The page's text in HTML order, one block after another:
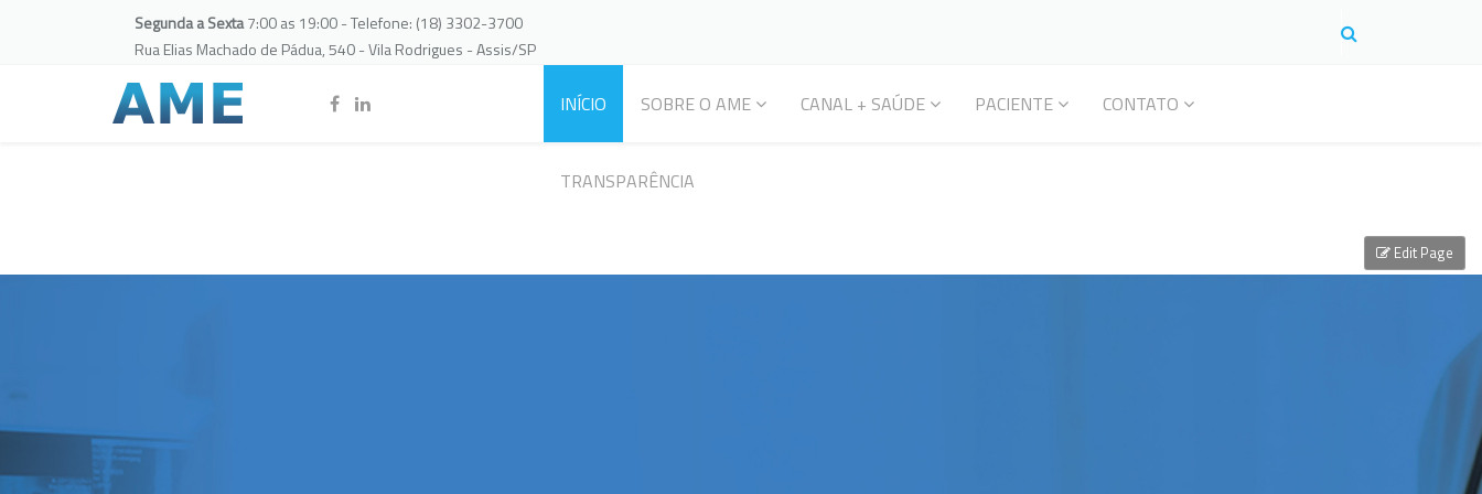
Segunda a Sexta7:00 as 19:00 - Telefone: (18) 3302-3700
Rua Elias Machado de Pádua, 540 - Vila Rodrigues - Assis/SP
INÍCIO SOBRE O AME CANAL + SAÚDE PACIENTE CONTATO
TRANSPARÊNCIA
Edit Page